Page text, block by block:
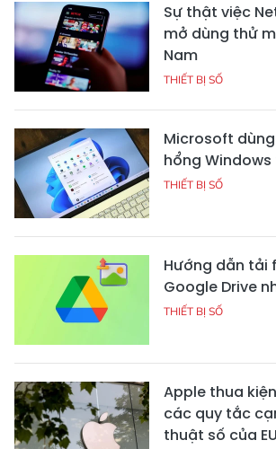
Sự thật việc
mở dùng thử
Nam
THIẾT BỊ SỐ
Microsoft
hổng
THIẾT BỊ SỐ
Hướng dẫn tải
Google Drive
THIẾT BỊ SỐ
Apple thua
các quy tắc
thuật số của EU